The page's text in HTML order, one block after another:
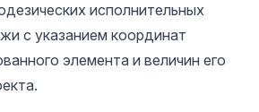
исполнительных
с указанием координат
элемента и величин его